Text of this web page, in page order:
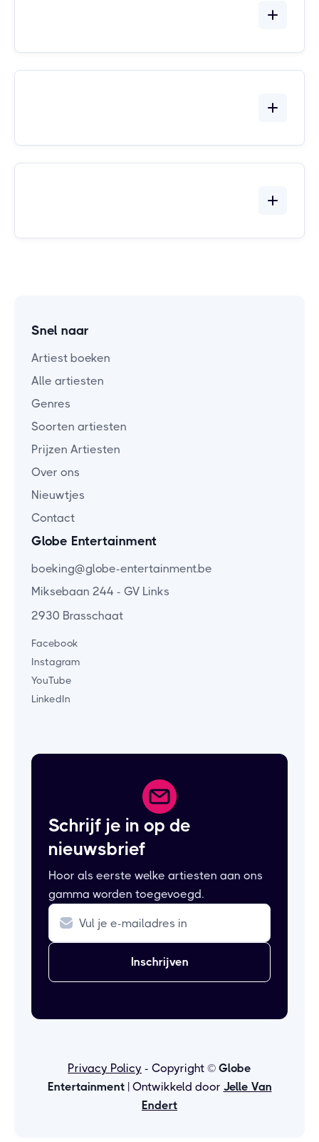
Snel naar
Artiest boeken
Alle artiesten
Genres
Soorten artiesten
Prijzen Artiesten
Over ons
Nieuwtjes
Contact
Globe Entertainment
boeking@globe-entertainment.be
Miksebaan 244 - GV Links
2930 Brasschaat
Facebook
Instagram
YouTube
LinkedIn
Schrijf je in op de
nieuwsbrief
Hoor als eerste welke artiesten aan ons
gamma worden toegevoegd.
Privacy Policy - Copyright © Globe
Entertainment| Ontwikkeld door Jelle Van
Endert